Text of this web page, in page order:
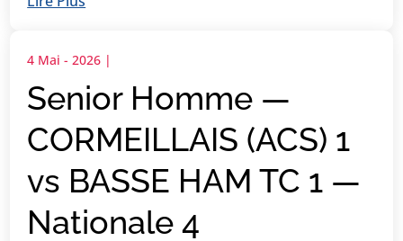
Senior Homme —
CORMEILLAIS (ACS) 1
vs BASSE HAM TC 1 —
Nationale 4
4 Mai - 2026 |